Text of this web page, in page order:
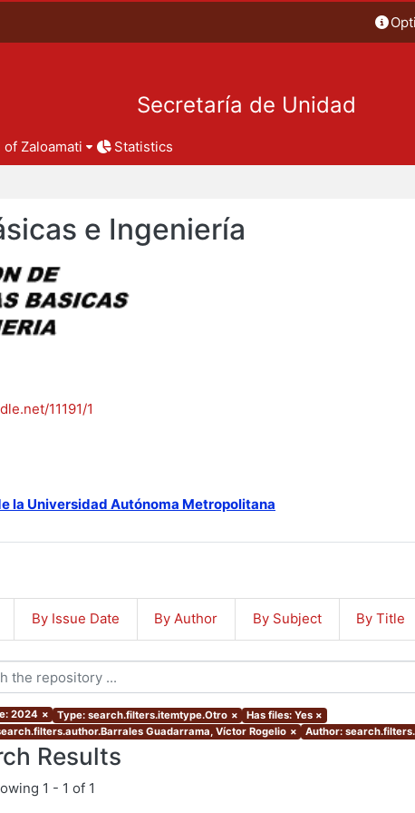
Secretaría de Unidad
of Zaloamati Statistics
e Ingeniería
11191/1
la Universidad Autónoma Metropolitana
By Issue Date By Author By Subject By Title
2024 × Type: search.filters.itemtype.Otro × Has files: Yes ×
Guadarrama, Víctor Rogelio × Author:
Results
1 - 1 of 1